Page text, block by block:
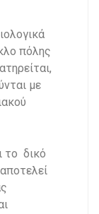
πόλης
με
το δικό